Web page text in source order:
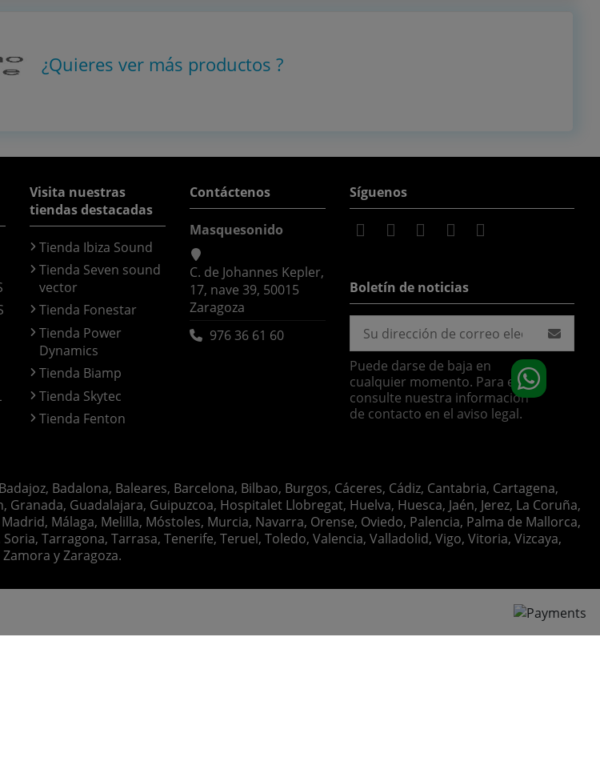
¿Quieres ver más productos ?
Visita nuestras
tiendas destacadas
Tienda Ibiza Sound
Tienda Seven sound
vector
Tienda Fonestar
Tienda Power
Dynamics
Tienda Biamp
Tienda Skytec
Tienda Fenton
Contáctenos
Masquesonido
C. de Johannes Kepler,
17, nave 39, 50015
Zaragoza
976 36 61 60
Síguenos
Boletín de noticias
Puede darse de baja en
cualquier momento. Para ello,
consulte nuestra información
de contacto en el aviso legal.
Badalona, Baleares, Barcelona, Bilbao, Burgos, Cáceres, Cádiz, Cantabria, Cartagena,
Guadalajara, Guipuzcoa, Hospitalet Llobregat, Huelva, Huesca, Jaén, Jerez, La Coruña,
Málaga, Melilla, Móstoles, Murcia, Navarra, Orense, Oviedo, Palencia, Palma de Mallorca,
Tarragona, Tarrasa, Tenerife, Teruel, Toledo, Valencia, Valladolid, Vigo, Vitoria, Vizcaya,
Zamora y Zaragoza.